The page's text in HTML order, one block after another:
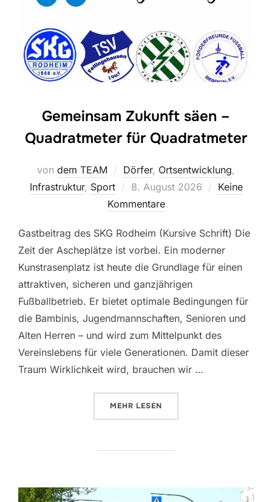
Gemeinsam Zukunft säen –
Quadratmeter für Quadratmeter
von dem TEAM Dörfer, Ortsentwicklung,
Infrastruktur, Sport
Veröffentlicht
am
8. August 2026
Keine
Kommentare
Gastbeitrag des SKG Rodheim (Kursive Schrift) Die
Zeit der Ascheplätze ist vorbei. Ein moderner
Kunstrasenplatz ist heute die Grundlage für einen
attraktiven, sicheren und ganzjährigen
Fußballbetrieb. Er bietet optimale Bedingungen für
die Bambinis, Jugendmannschaften, Senioren und
Alten Herren – und wird zum Mittelpunkt des
Vereinslebens für viele Generationen. Damit dieser
Traum Wirklichkeit wird, brauchen wir …
MEHR ÜBER „GEMEINSAM ZUKUNFT
LESEN